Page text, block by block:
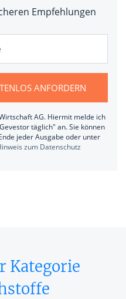
Empfehlungen
ANFORDERN
AG. Hiermit melde ich
täglich" an. Sie können
jeder Ausgabe oder unter
zum Datenschutz
Kategorie